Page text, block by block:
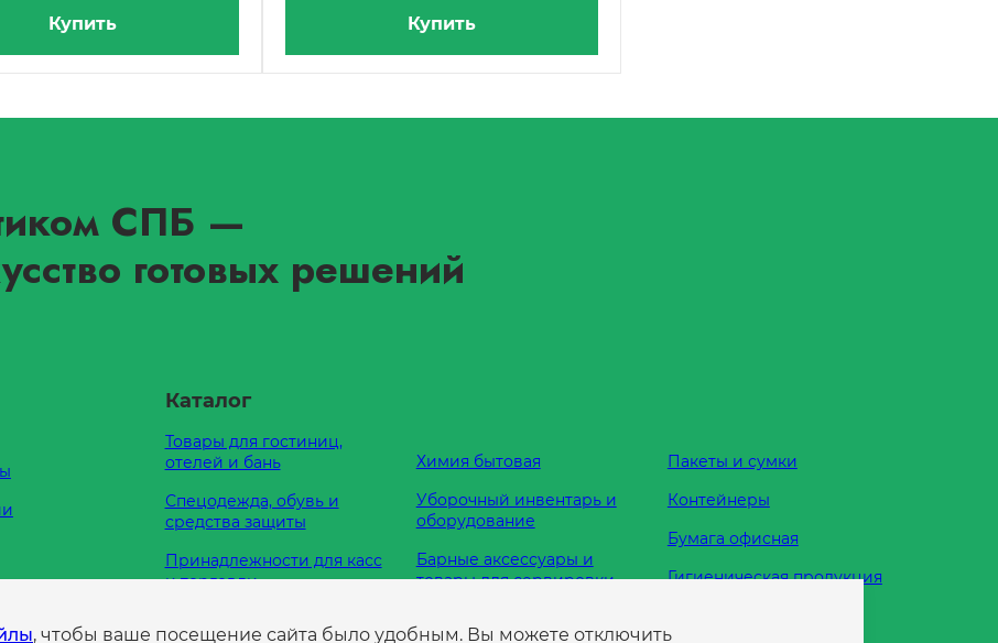
Купить Купить
СПБ —
готовых решений
нам
Каталог
Товары для гостиниц,
отелей и бань
Спецодежда, обувь и
средства защиты
Принадлежности для касс
и торговли
Химия бытовая
Уборочный инвентарь и
оборудование
Барные аксессуары и
товары для сервировки
Пакеты и сумки
Контейнеры
Бумага офисная
Гигиеническая продукция
, чтобы ваше посещение сайта было удобным. Вы можете отключить